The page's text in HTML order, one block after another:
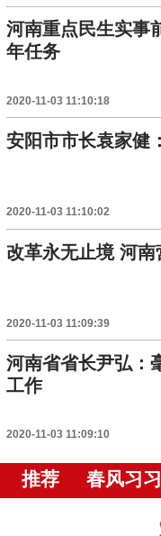
河南重点民生实事
年任务
2020-11-03 11:10:18
安阳市市长袁家健
2020-11-03 11:10:02
改革永无止境 河
2020-11-03 11:09:39
河南省省长尹弘：
工作
2020-11-03 11:09:10
推荐 春风习习